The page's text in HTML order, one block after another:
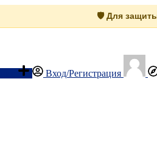
🛡️ Для защиты
Вход/Регистрация